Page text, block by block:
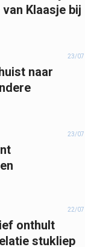
Klaasje bij
23/07
naar
23/07
22/07
onthult
stukliep